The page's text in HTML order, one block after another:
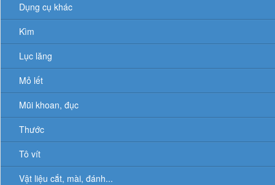
Dụng cụ khác
Kìm
Lục lăng
Mỏ lết
Mũi khoan, đục
Thước
Tô vít
Vật liệu cắt, mài, đánh...